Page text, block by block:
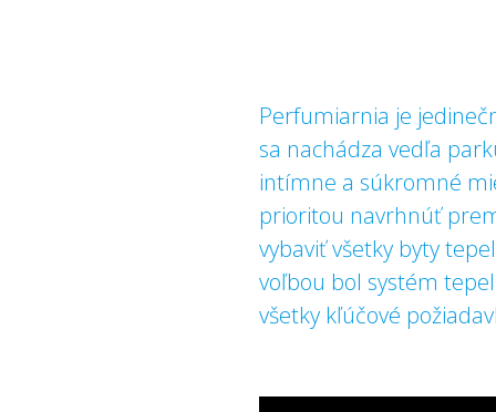
Perfumiarnia je
sa nachádza vedľa
intímne a súkromné
prioritou navrhnúť
vybaviť všetky byty
voľbou bol systém
všetky kľúčové